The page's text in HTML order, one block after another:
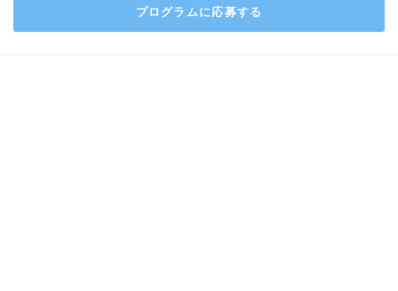
プログラムに応募する